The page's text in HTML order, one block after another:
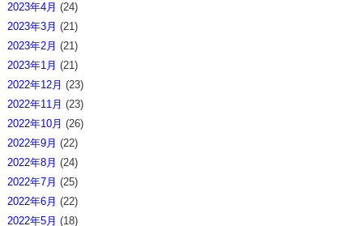
2023年4月 (24)
2023年3月 (21)
2023年2月 (21)
2023年1月 (21)
2022年12月 (23)
2022年11月 (23)
2022年10月 (26)
2022年9月 (22)
2022年8月 (24)
2022年7月 (25)
2022年6月 (22)
2022年5月 (18)